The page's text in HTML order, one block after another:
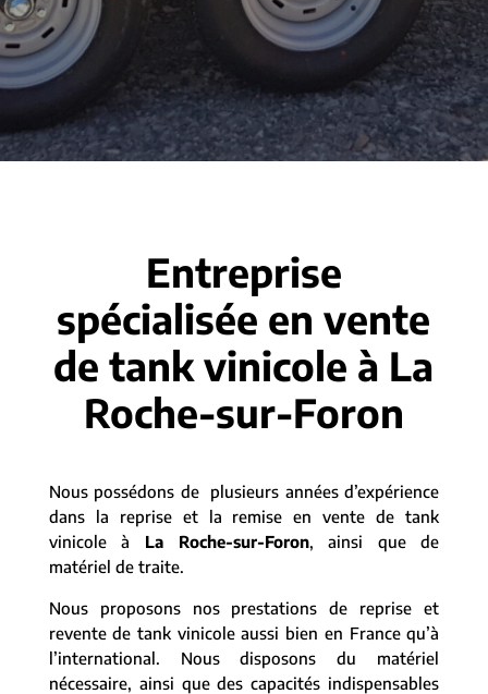
Entreprise
spécialisée en vente
de tank vinicole à La
Roche-sur-Foron
Nous possédons de plusieurs années d’expérience
dans la reprise et la remise en vente de tank
vinicole à La Roche-sur-Foron, ainsi que de
matériel de traite.
Nous proposons nos prestations de reprise et
revente de tank vinicole aussi bien en France qu’à
l’international. Nous disposons du matériel
nécessaire, ainsi que des capacités indispensables